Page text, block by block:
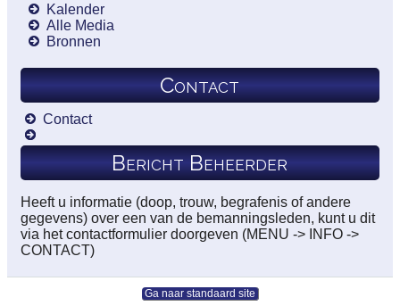
Kalender
Alle Media
Bronnen
Contact
Contact
Bericht Beheerder
Heeft u informatie (doop, trouw, begrafenis of andere
gegevens) over een van de bemanningsleden, kunt u dit
via het contactformulier doorgeven (MENU -> INFO ->
CONTACT)
Ga naar standaard site